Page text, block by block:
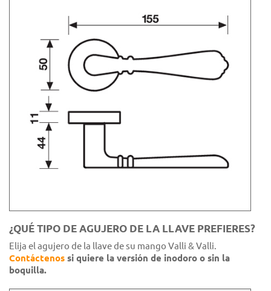
¿QUÉ TIPO DE AGUJERO DE LA LLAVE PREFIERES?
Elija el agujero de la llave de su mango Valli & Valli.
Contáctenos si quiere la versión de inodoro o sin la
boquilla.